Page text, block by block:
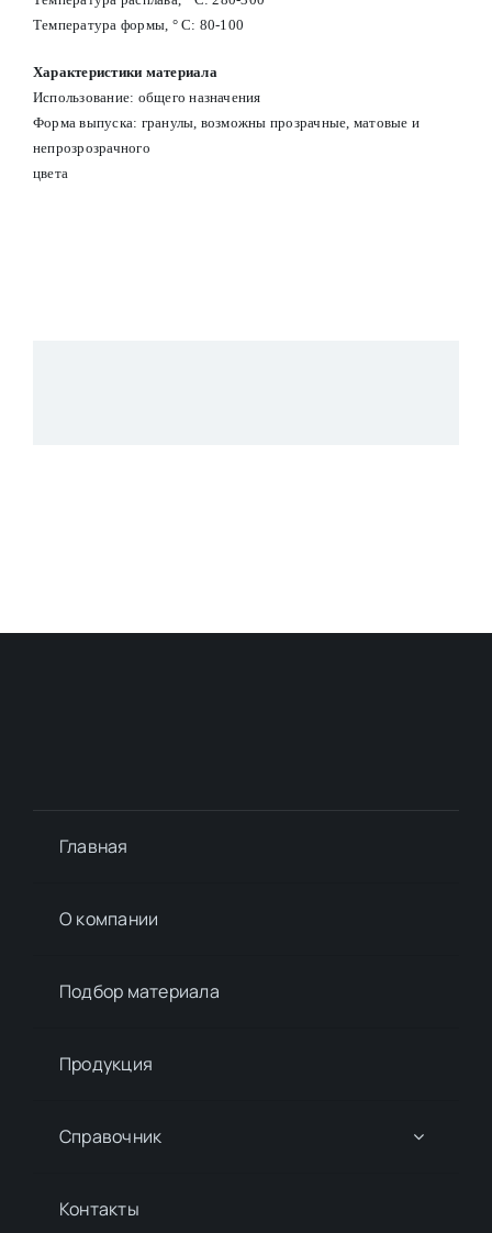
Температура формы, ° С: 80-100
Характеристики материала
Использование: общего назначения
Форма выпуска: гранулы, возможны прозрачные, матовые и
непрозрозрачного
цвета
Главная
О компании
Подбор материалa
Продукция
Справочник
Контакты